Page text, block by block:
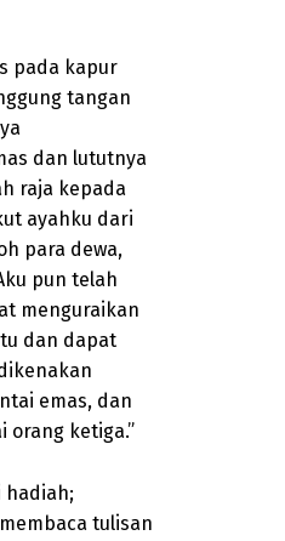
pada kapur
tangan
dan lututnya
raja kepada
ayahku dari
para dewa,
pun telah
menguraikan
dan dapat
emas, dan
orang ketiga.”
hadiah;
tulisan